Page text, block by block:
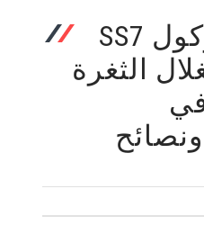
شرح بروتوكول SS7
الثغرة